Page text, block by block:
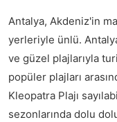
Antalya, Akdeniz'in
yerleriyle ünlü.
ve güzel plajlarıyla
popüler plajları
Kleopatra Plajı
sezonlarında dolu